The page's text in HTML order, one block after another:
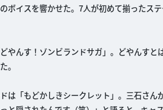
ボイスを響かせた。7人が初めて揃ったス
やんす！ゾンビランドサガ」。どやんす
。
は「もどかしきシークレット」。三石さ